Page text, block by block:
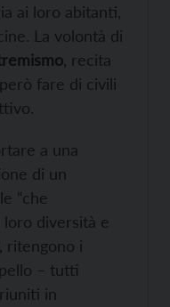
ai loro abitanti,
La volontà di
, recita
fare di civili
a una
di un
“che
diversità e
ritengono i
– tutti
in